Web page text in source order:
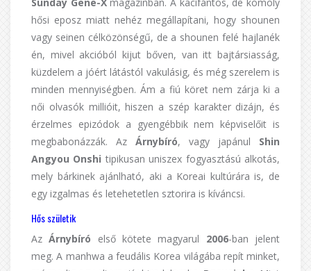
hősi eposz miatt nehéz megállapítani, hogy shounen
vagy seinen célközönségű, de a shounen felé hajlanék
én, mivel akcióból kijut bőven, van itt bajtársiasság,
küzdelem a jóért látástól vakulásig, és még szerelem is
minden mennyiségben. Ám a fiú köret nem zárja ki a
női olvasók millióit, hiszen a szép karakter dizájn, és
érzelmes epizódok a gyengébbik nem képviselőit is
megbabonázzák. Az Árnybíró, vagy japánul Shin
Angyou Onshi tipikusan uniszex fogyasztású alkotás,
mely bárkinek ajánlható, aki a Koreai kultúrára is, de
egy izgalmas és letehetetlen sztorira is kíváncsi.
Hős születik
AzÁrnybíró első kötete magyarul 2006-ban jelent
meg. A manhwa a feudális Korea világába repít minket,